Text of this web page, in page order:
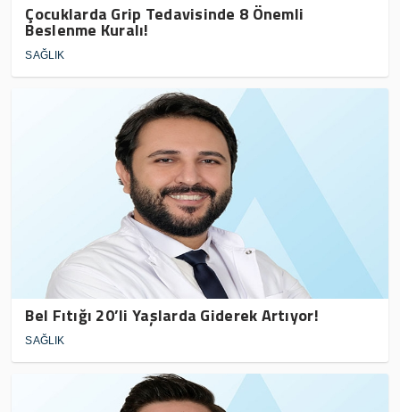
Çocuklarda Grip Tedavisinde 8 Önemli
Beslenme Kuralı!
SAĞLIK
Bel Fıtığı 20’li Yaşlarda Giderek Artıyor!
SAĞLIK